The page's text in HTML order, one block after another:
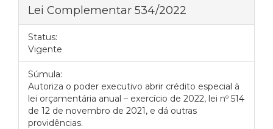
Lei Complementar 534/2022
Status:
Vigente
Súmula:
Autoriza o poder executivo abrir crédito especial à
lei orçamentária anual – exercício de 2022, lei nº 514
de 12 de novembro de 2021, e dá outras
providências.